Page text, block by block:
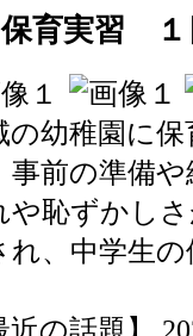
保育実習 １
の幼稚園に
事前の準備
や恥ずかし
れ、中学生